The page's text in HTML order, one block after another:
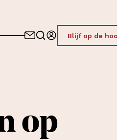
Blijf op de
op